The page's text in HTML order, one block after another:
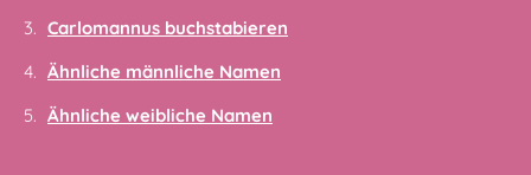
Carlomannus buchstabieren
Ähnliche männliche Namen
Ähnliche weibliche Namen